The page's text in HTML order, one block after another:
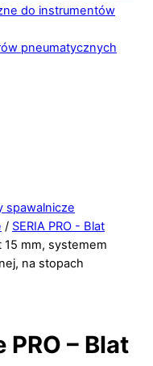
do instrumentów
pneumatycznych
spawalnicze
/ SERIA PRO - Blat
15 mm, systemem
na stopach
– Blat